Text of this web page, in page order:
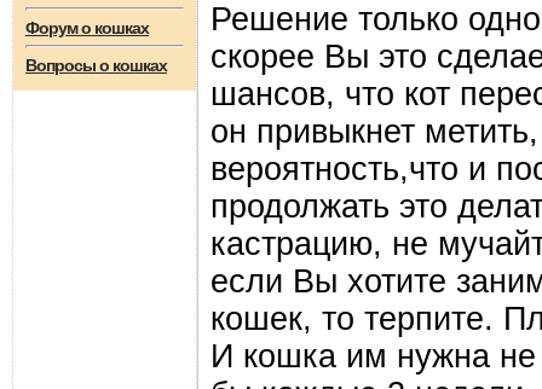
Форум о кошках
Вопросы о кошках
Решение только
скорее Вы это
шансов, что кот
он привыкнет
вероятность,что и
продолжать это
кастрацию, не
если Вы хотите
кошек, то терпите.
И кошка им нужна не